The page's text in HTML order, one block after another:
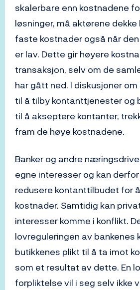
skalerbare enn kostnadene
løsninger, må aktørene
faste kostnader også når
er lav. Dette gir høyere
transaksjon, selv om de
har gått ned. I diskusjoner
til å tilby kontanttjenester og
til å akseptere kontanter,
fram de høye kostnadene.
Banker og andre
egne interesser og kan
redusere kontanttilbudet for
kostnader. Samtidig kan
interesser komme i konflikt.
lovreguleringen av bankenes
butikkenes plikt til å ta imot
som et resultat av dette. En
forpliktelse vil i seg selv ikke